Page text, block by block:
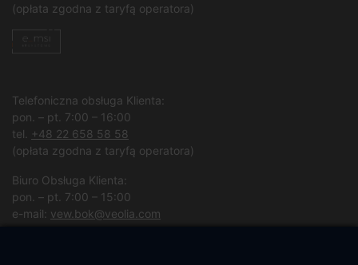
(opłata zgodna z taryfą operatora)
Telefoniczna obsługa Klienta:
pon. – pt. 7:00 – 16:00
tel.
+48 22 658 58 58
(opłata zgodna z taryfą operatora)
Biuro Obsługa Klienta:
pon. – pt. 7:00 – 15:00
e-mail: vew.bok@veolia.com